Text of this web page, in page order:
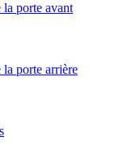
porte avant
porte arrière